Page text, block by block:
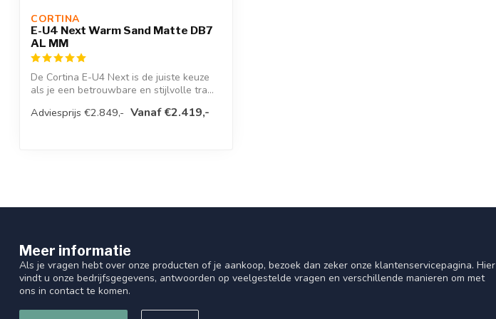
Standaard
Gewicht
Framemateriaal
Framehoogte
Bagagedrager Achter, Voor
Verlichting achter Spanninga Pling powered by e-bike system
Zadelpen
CORTINA
E-U4 Next Warm Sand Matte DB7
AL MM
De Cortina E-U4 Next is de juiste keuze
als je een betrouwbare en stijlvolle tra...
Adviesprijs €2.849,- Vanaf €2.419,-
Meer informatie
Als je vragen hebt over onze producten of je aankoop, bezoek dan zeker onze klantenservicepagina. Hier
vindt u onze bedrijfsgegevens, antwoorden op veelgestelde vragen en verschillende manieren om met
ons in contact te komen.